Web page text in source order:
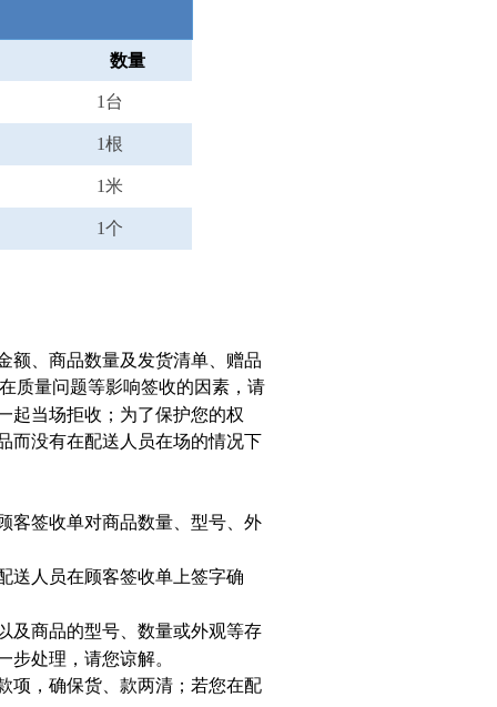
数量
1台
1根
1米
1个
、商品数量及发货清单、赠品
质量问题等影响签收的因素，请
起当场拒收；为了保护您的权
而没有在配送人员在场的情况下
客签收单对商品数量、型号、外
送人员在顾客签收单上签字确
及商品的型号、数量或外观等存
处理，请您谅解。
项，确保货、款两清；若您在配